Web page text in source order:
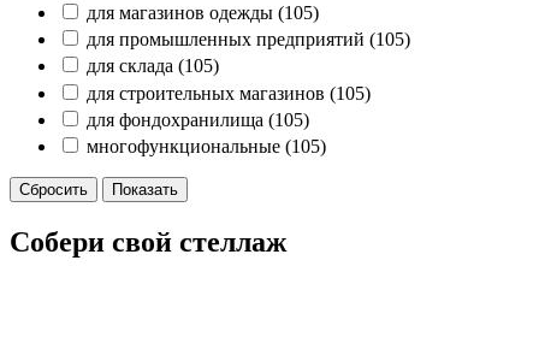
для магазинов одежды (105)
для промышленных предприятий (105)
для склада (105)
для строительных магазинов (105)
для фондохранилища (105)
многофункциональные (105)
Собери свой стеллаж